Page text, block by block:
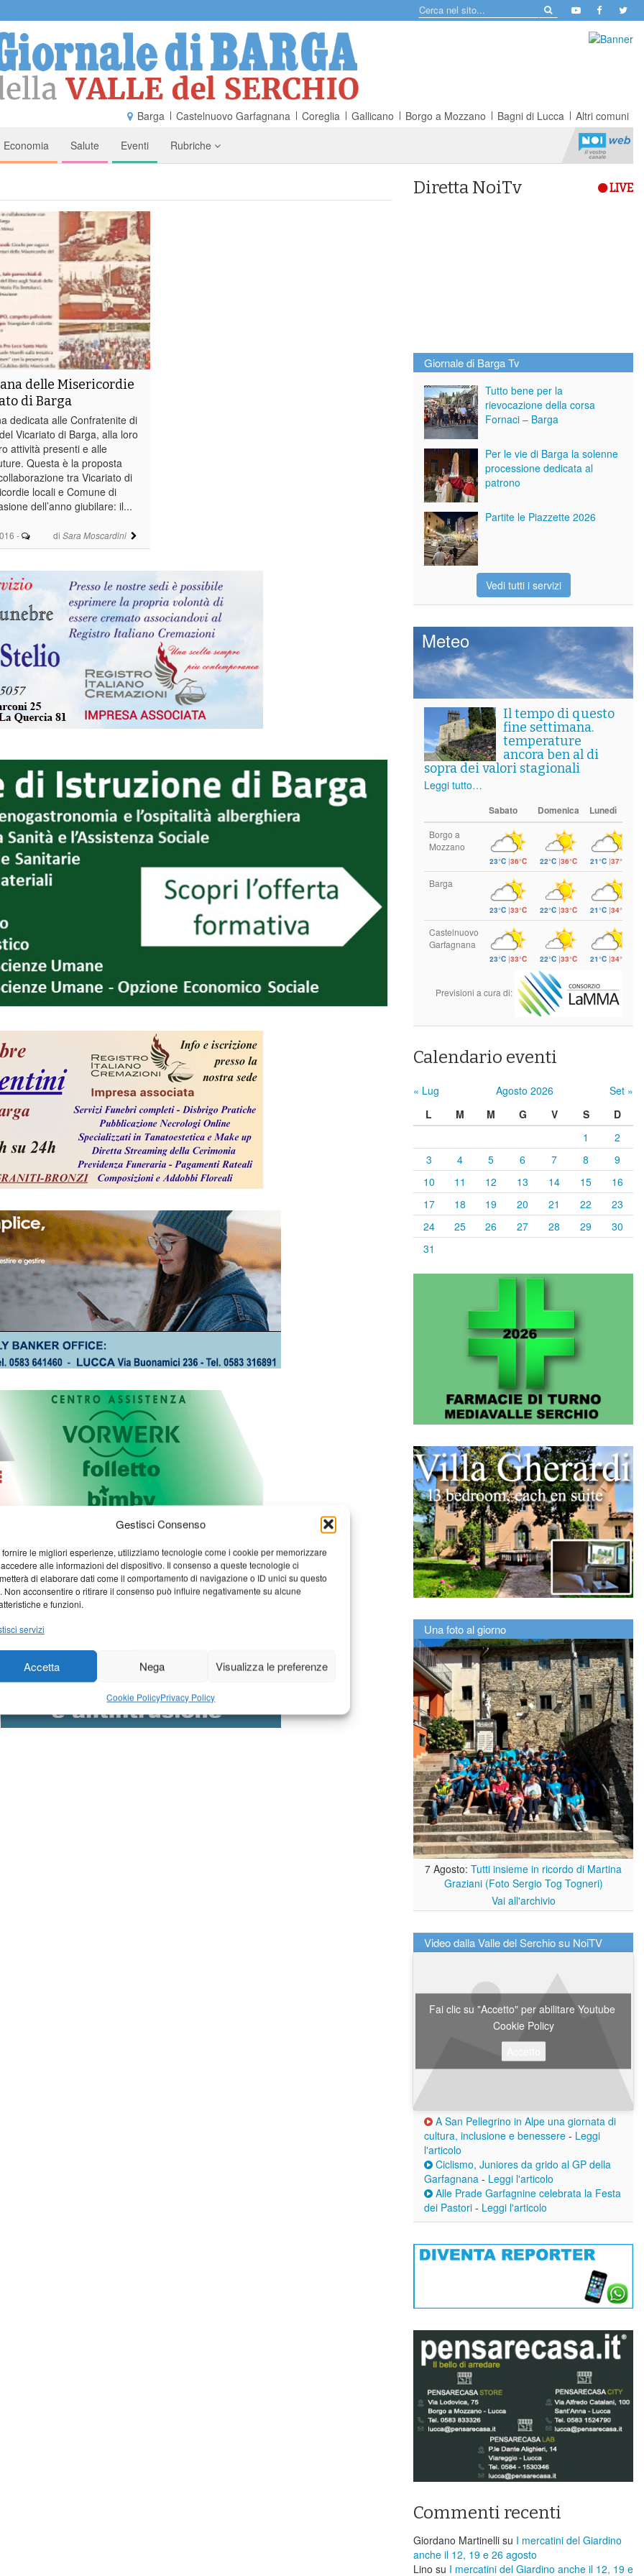
Gestisci Consenso
fornire le migliori esperienze, utilizziamo tecnologie come i cookie per memorizzare
alle informazioni del dispositivo. Il consenso a queste tecnologie ci
di elaborare dati come il comportamento di navigazione o ID unici su questo
Non acconsentire o ritirare il consenso può influire negativamente su alcune
e funzioni.
servizi
Accetta Nega Visualizza le preferenze
Cookie PolicyPrivacy Policy
Barga Castelnuovo Garfagnana Coreglia Gallicano Borgo a Mozzano Bagni di Lucca Altri comuni
Economia Salute Eventi Rubriche
- di Sara Moscardini
delle Misericordie
di Barga
dedicata alle Confratenite di
Vicariato di Barga, alla loro
attività presenti e alle
Questa è la proposta
tra Vicariato di
locali e Comune di
dell’anno giubilare: il...
Diretta NoiTv LIVE
Giornale di Barga Tv
Tutto bene per la
rievocazione della corsa
Fornaci – Barga
Per le vie di Barga la solenne
processione dedicata al
patrono
Partite le Piazzette 2026
Vedi tutti i servizi
Meteo
Il tempo di questo
fine settimana.
temperature
ancora ben al di
sopra dei valori stagionali
Leggi tutto…
Sabato Domenica Lunedì
Borgo a
Mozzano
23°C |36°C 22°C |36°C 21°C |37°C
Barga
23°C |33°C 22°C |33°C 21°C |34°C
Castelnuovo
Garfagnana
23°C |33°C 22°C |33°C 21°C |34°C
Previsioni a cura di:
Calendario eventi
« Lug Agosto 2026
Set »
L
M M G V S
D
1
2
3
4 5 6 7 8
9
10
11 12 13 14 15
16
17
18 19 20 21 22
23
24
25 26 27 28 29
30
31
Una foto al giorno
7 Agosto: Tutti insieme in ricordo di Martina
Graziani (Foto Sergio Tog Togneri)
Vai all'archivio
Video dalla Valle del Serchio su NoiTV
Fai clic su "Accetto" per abilitare Youtube
Cookie Policy
A San Pellegrino in Alpe una giornata di
cultura, inclusione e benessere - Leggi
l'articolo
Ciclismo, Juniores da grido al GP della
Garfagnana - Leggi l'articolo
Alle Prade Garfagnine celebrata la Festa
dei Pastori - Leggi l'articolo
Commenti recenti
Giordano Martinelli su I mercatini del Giardino
anche il 12, 19 e 26 agosto
Lino su I mercatini del Giardino anche il 12, 19 e